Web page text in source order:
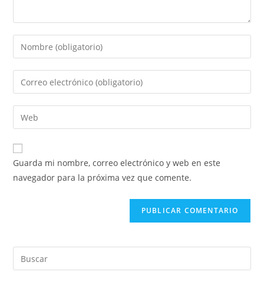
Guarda mi nombre, correo electrónico y web en este
navegador para la próxima vez que comente.